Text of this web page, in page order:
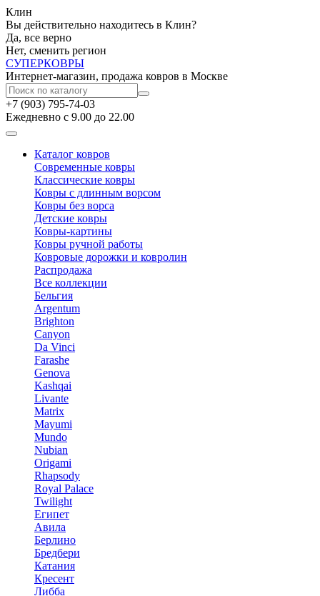
Клин
Вы действительно находитесь в Клин?
Да, все верно
Нет, сменить регион
СУПЕРКОВРЫ
Интернет-магазин, продажа ковров в Москве
+7 (903) 795-74-03
Ежедневно с 9.00 до 22.00
Каталог ковров
Современные ковры
Классические ковры
Ковры с длинным ворсом
Ковры без ворса
Детские ковры
Ковры-картины
Ковры ручной работы
Ковровые дорожки и ковролин
Распродажа
Все коллекции
Бельгия
Argentum
Brighton
Canyon
Da Vinci
Farashe
Genova
Kashqai
Livante
Matrix
Mayumi
Mundo
Nubian
Origami
Rhapsody
Royal Palace
Twilight
Египет
Авила
Берлино
Бредбери
Катания
Кресент
Либба